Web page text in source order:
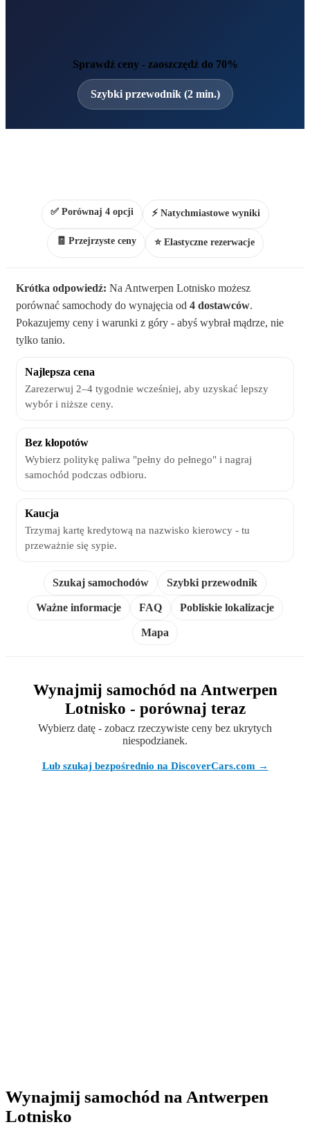
Sprawdź ceny - zaoszczędź do 70%
Szybki przewodnik (2 min.)
✅ Porównaj 4 opcji ⚡ Natychmiastowe wyniki
🧾 Przejrzyste ceny ⭐ Elastyczne rezerwacje
Krótka odpowiedź: Na Antwerpen Lotnisko możesz
porównać samochody do wynajęcia od 4 dostawców.
Pokazujemy ceny i warunki z góry - abyś wybrał mądrze, nie
tylko tanio.
Najlepsza cena
Zarezerwuj 2–4 tygodnie wcześniej, aby uzyskać lepszy
wybór i niższe ceny.
Bez kłopotów
Wybierz politykę paliwa "pełny do pełnego" i nagraj
samochód podczas odbioru.
Kaucja
Trzymaj kartę kredytową na nazwisko kierowcy - tu
przeważnie się sypie.
Szukaj samochodów Szybki przewodnik
Ważne informacje FAQ Pobliskie lokalizacje
Mapa
Wynajmij samochód na Antwerpen
Lotnisko - porównaj teraz
Wybierz datę - zobacz rzeczywiste ceny bez ukrytych
niespodzianek.
Lub szukaj bezpośrednio na DiscoverCars.com →
Wynajmij samochód na Antwerpen
Lotnisko